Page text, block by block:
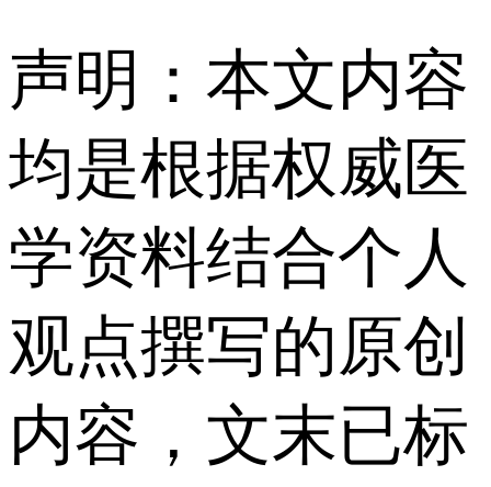
声明：本文内容
均是根据权威医
学资料结合个人
观点撰写的原创
内容，文末已标